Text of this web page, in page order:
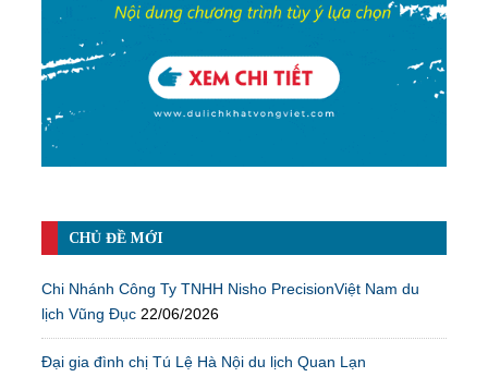
CHỦ ĐỀ MỚI
Chi Nhánh Công Ty TNHH Nisho PrecisionViệt Nam du
lịch Vũng Đục 22/06/2026
Đại gia đình chị Tú Lệ Hà Nội du lịch Quan Lạn